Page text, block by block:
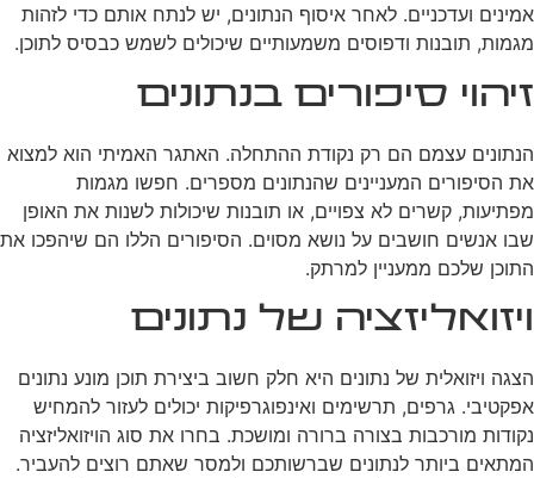
אמינים ועדכניים. לאחר איסוף הנתונים, יש לנתח אותם כדי לזהות
מגמות, תובנות ודפוסים משמעותיים שיכולים לשמש כבסיס לתוכן.
זיהוי סיפורים בנתונים
הנתונים עצמם הם רק נקודת ההתחלה. האתגר האמיתי הוא למצוא
את הסיפורים המעניינים שהנתונים מספרים. חפשו מגמות
מפתיעות, קשרים לא צפויים, או תובנות שיכולות לשנות את האופן
שבו אנשים חושבים על נושא מסוים. הסיפורים הללו הם שיהפכו את
התוכן שלכם ממעניין למרתק.
ויזואליזציה של נתונים
הצגה ויזואלית של נתונים היא חלק חשוב ביצירת תוכן מונע נתונים
אפקטיבי. גרפים, תרשימים ואינפוגרפיקות יכולים לעזור להמחיש
נקודות מורכבות בצורה ברורה ומושכת. בחרו את סוג הויזואליזציה
המתאים ביותר לנתונים שברשותכם ולמסר שאתם רוצים להעביר.